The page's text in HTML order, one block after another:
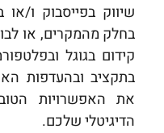
שיווק בפייסבוק ו/
בחלק מהמקרים, או
קידום בגוגל
בתקציב ובהעדפות
את האפשרויות
הדיגיטלי שלכם.